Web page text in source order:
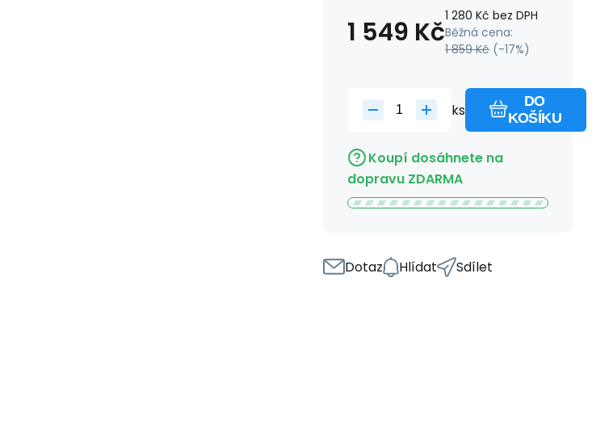
1 549 Kč1 280 Kč bez DPH
Běžná cena:
1 859 Kč (-17%)
ks
DO
KOŠÍKU
Koupí dosáhnete na
dopravu ZDARMA
Dotaz Hlídat Sdílet